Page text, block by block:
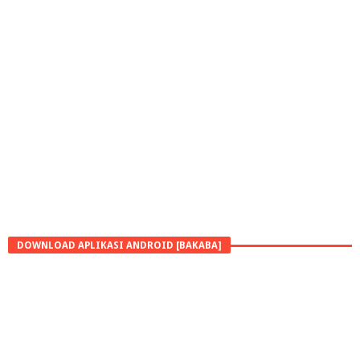
DOWNLOAD APLIKASI ANDROID [BAKABA]